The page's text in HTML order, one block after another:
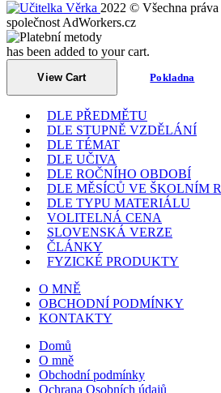
2022 © Všechna
společnost AdWorkers.cz
has been added to your cart.
View Cart Pokladna
DLE PŘEDMĚTU
DLE STUPNĚ VZDĚLÁNÍ
DLE TÉMAT
DLE UČIVA
DLE ROČNÍHO OBDOBÍ
DLE MĚSÍCŮ VE ŠKOLNÍM
DLE TYPU MATERIÁLU
VOLITELNÁ CENA
SLOVENSKÁ VERZE
ČLÁNKY
FYZICKÉ PRODUKTY
O MNĚ
OBCHODNÍ PODMÍNKY
KONTAKTY
Domů
O mně
Obchodní podmínky
Ochrana Osobních údajů